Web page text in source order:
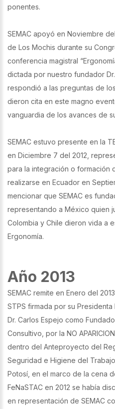
ponentes.
SEMAC apoyó en Noviembre
de Los Mochis durante su
conferencia magistral
dictada por nuestro fundador
respondió a las preguntas de
dieron cita en este magno
vanguardia de los avances de
SEMAC estuvo presente en la
en Diciembre 7 del 2012,
para la integración o formación
realizarse en Ecuador en
mencionar que SEMAC es
representando a México quien
Colombia y Chile dieron vida a
Ergonomía.
Año 2013
SEMAC remite en Enero del
STPS firmada por su
Dr. Carlos Espejo como
Consultivo, por la NO
dentro del Anteproyecto del
Seguridad e Higiene del
Potosí, en el marco de la cena
FeNaSTAC en 2012 se había
en representación de SEMAC